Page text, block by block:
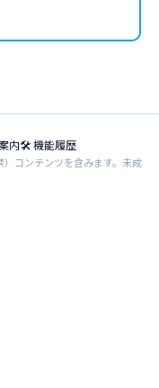
内🛠 機能履歴
）コンテンツを含みます。未成